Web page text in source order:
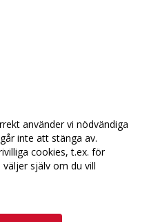
använder vi nödvändiga
inte att stänga av.
cookies, t.ex. för
själv om du vill